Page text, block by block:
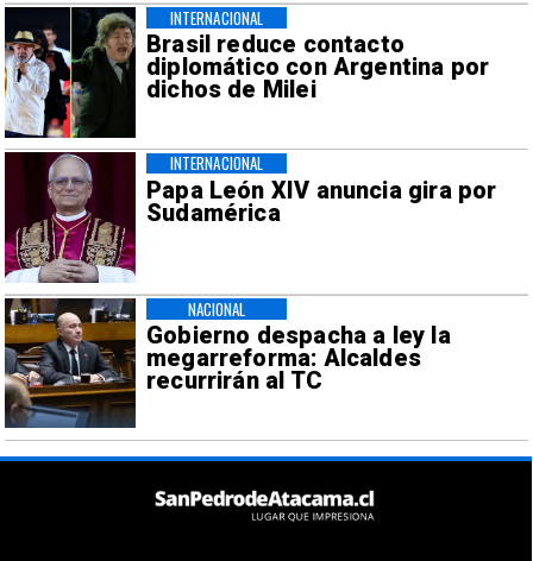
Brasil reduce contacto
diplomático con Argentina por
dichos de Milei
INTERNACIONAL
Papa León XIV anuncia gira por
Sudamérica
INTERNACIONAL
Gobierno despacha a ley la
megarreforma: Alcaldes
recurrirán al TC
NACIONAL